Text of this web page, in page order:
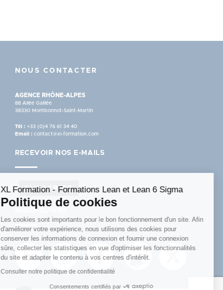
XL Formation - Formations Lean et Lean 6 Sigma
Politique de cookies
Les cookies sont importants pour le bon fonctionnement d'un site. Afin
d'améliorer votre expérience, nous utilisons des cookies pour
conserver les informations de connexion et fournir une connexion
sûre, collecter les statistiques en vue d'optimiser les fonctionnalités
du site et adapter le contenu à vos centres d'intérêt.
Consulter notre politique de confidentialité
Consentements certifiés par
NOUS CONTACTER
AGENCE RHÔNE-ALPES
88 Allée Galilée
38330 Montbonnot-Saint-Martin
Tél : +33 (0)4 76 61 34 40
Email : contact@xl-formation.com
RECEVOIR NOS E-MAILS
S'INSCRIRE
NOUS SUIVRE